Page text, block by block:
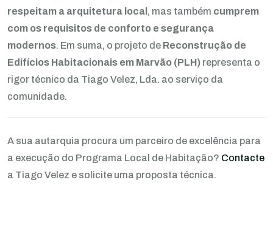
respeitam a arquitetura local , mas também cumprem
com os requisitos de conforto e segurança
modernos. Em suma, o projeto de Reconstrução de
Edifícios Habitacionais em Marvão (PLH) representa o
rigor técnico da Tiago Velez, Lda. ao serviço da
comunidade.
A sua autarquia procura um parceiro de excelência para
a execução do Programa Local de Habitação? Contacte
a Tiago Velez e solicite uma proposta técnica.